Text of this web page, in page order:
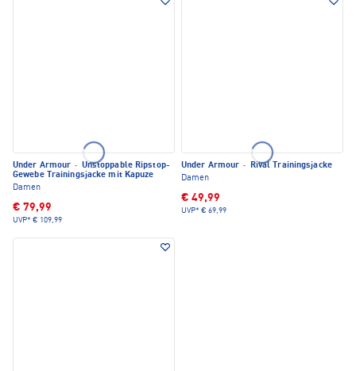
Under Armour · Unstoppable Ripstop-
Gewebe Trainingsjacke mit Kapuze
Damen
€ 79,99
UVP* € 109,99
Under Armour ·
Rival Trainingsjacke
Damen
€ 49,99
UVP* € 69,99